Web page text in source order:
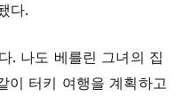
다.
. 나도 베를린 그녀의 집
이 터키 여행을 계획하고